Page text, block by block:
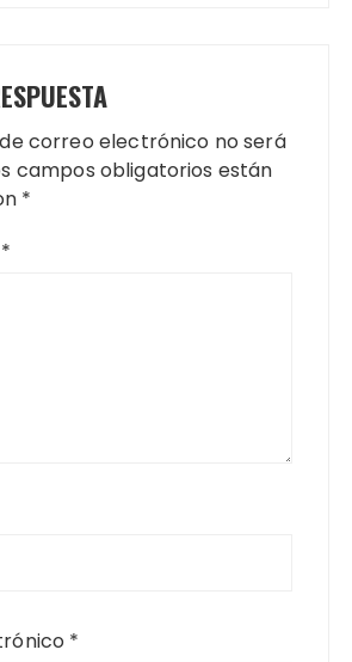
correo electrónico no será
campos obligatorios están
*
*
*